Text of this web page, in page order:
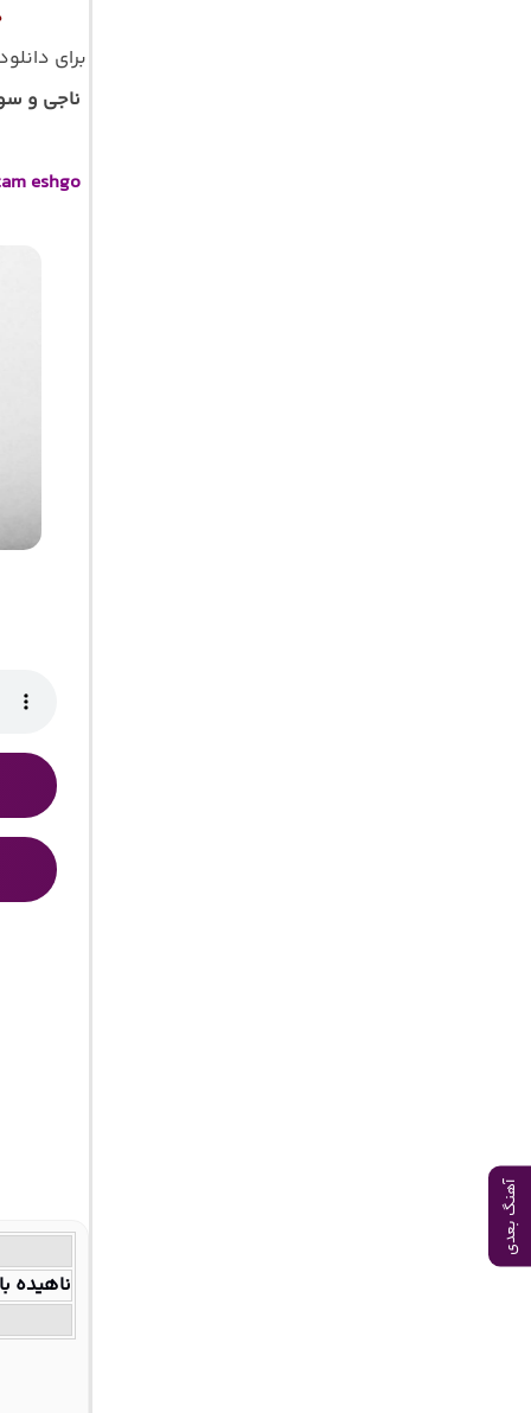
آهنگ بعدی
برای
ناجی و
eshgo
ناهیده